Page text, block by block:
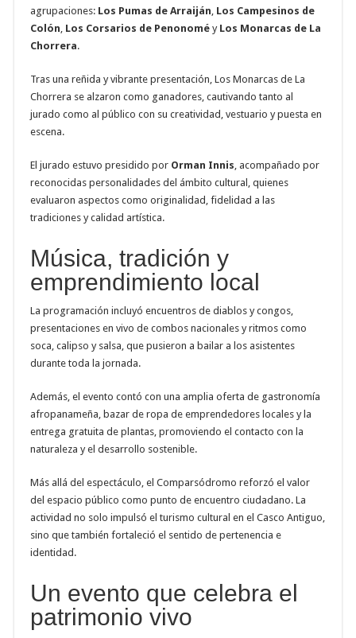
agrupaciones: Los Pumas de Arraiján Los Campesinos de
Colón Los Corsarios de Penonomé y Los Monarcas de La
Chorrera.
Tras una reñida y vibrante presentación, Los Monarcas de La
Chorrera se alzaron como ganadores, cautivando tanto al
jurado como al público con su creatividad, vestuario y puesta en
escena.
El jurado estuvo presidido por Orman Innis , acompañado por
reconocidas personalidades del ámbito cultural, quienes
evaluaron aspectos como originalidad, fidelidad a las
tradiciones y calidad artística.
Música, tradición y
emprendimiento local
La programación incluyó encuentros de diablos y congos,
presentaciones en vivo de combos nacionales y ritmos como
soca, calipso y salsa, que pusieron a bailar a los asistentes
durante toda la jornada.
Además, el evento contó con una amplia oferta de gastronomía
afropanameña, bazar de ropa de emprendedores locales y la
entrega gratuita de plantas, promoviendo el contacto con la
naturaleza y el desarrollo sostenible.
Más allá del espectáculo, el Comparsódromo reforzó el valor
del espacio público como punto de encuentro ciudadano. La
actividad no solo impulsó el turismo cultural en el Casco Antiguo,
sino que también fortaleció el sentido de pertenencia e
identidad.
Un evento que celebra el
patrimonio vivo